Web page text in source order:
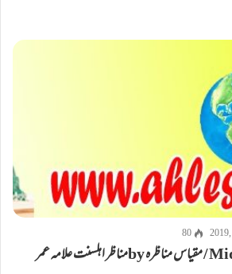
80
Miqyas E Munazrah / مقیاس مناظرہ byمناظر اہلسنت علامہ عمر